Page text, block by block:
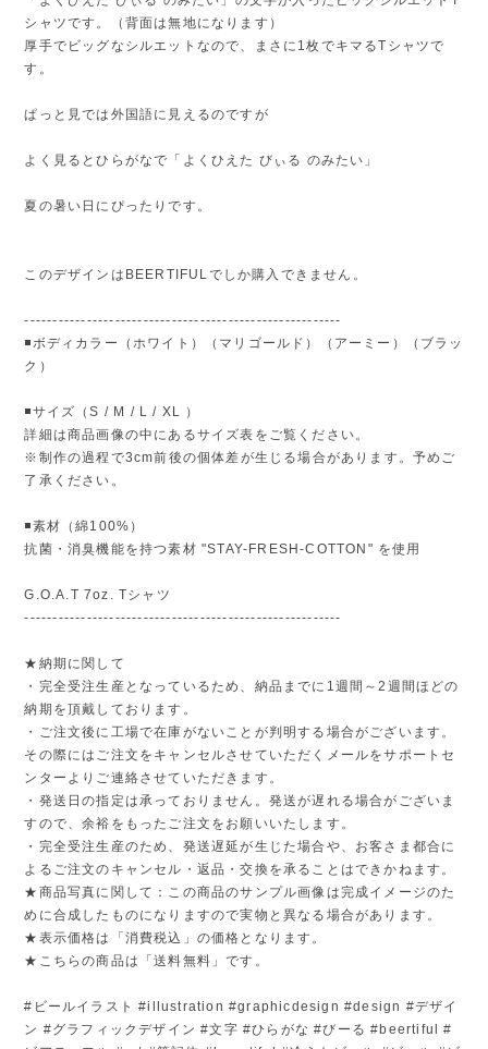
シャツです。（背面は無地になります）
厚手でビッグなシルエットなので、まさに1枚でキマるTシャツで
す。
ぱっと見では外国語に見えるのですが
よく見るとひらがなで「よくひえた びぃる のみたい」
夏の暑い日にぴったりです。
このデザインはBEERTIFULでしか購入できません。
--------------------------------------------------------
◾️ボディカラー（ホワイト）（マリゴールド）（アーミー）（ブラッ
ク）
◾️サイズ（S / M / L / XL ）
詳細は商品画像の中にあるサイズ表をご覧ください。
※制作の過程で3cm前後の個体差が生じる場合があります。予めご
了承ください。
◾️素材（綿100%）
抗菌・消臭機能を持つ素材 "STAY-FRESH-COTTON" を使用
G.O.A.T 7oz. Tシャツ
--------------------------------------------------------
★納期に関して
・完全受注生産となっているため、納品までに1週間～2週間ほどの
納期を頂戴しております。
・ご注文後に工場で在庫がないことが判明する場合がございます。
その際にはご注文をキャンセルさせていただくメールをサポートセ
ンターよりご連絡させていただきます。
・発送日の指定は承っておりません。発送が遅れる場合がございま
すので、余裕をもったご注文をお願いいたします。
・完全受注生産のため、発送遅延が生じた場合や、お客さま都合に
よるご注文のキャンセル・返品・交換を承ることはできかねます。
★商品写真に関して：この商品のサンプル画像は完成イメージのた
めに合成したものになりますので実物と異なる場合があります。
★表示価格は「消費税込」の価格となります。
★こちらの商品は「送料無料」です。
#ビールイラスト #illustration #graphicdesign #design #デザイ
ン #グラフィックデザイン #文字 #ひらがな #びーる #beertiful #